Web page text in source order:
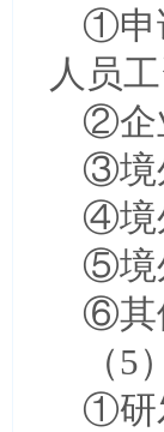
①申
人员
②企
③境
④境
⑤境
⑥其
（
①研